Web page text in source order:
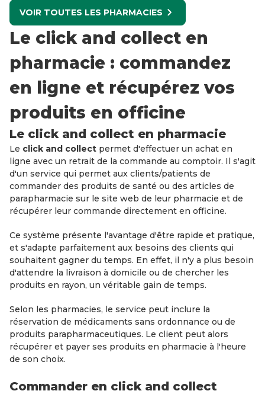
VOIR TOUTES LES PHARMACIES
Le click and collect en
pharmacie : commandez
en ligne et récupérez vos
produits en officine
Le click and collect en pharmacie
Le click and collect permet d'effectuer un achat en
ligne avec un retrait de la commande au comptoir. Il s'agit
d'un service qui permet aux clients/patients de
commander des produits de santé ou des articles de
parapharmacie sur le site web de leur pharmacie et de
récupérer leur commande directement en officine.
Ce système présente l'avantage d'être rapide et pratique,
et s'adapte parfaitement aux besoins des clients qui
souhaitent gagner du temps. En effet, il n'y a plus besoin
d'attendre la livraison à domicile ou de chercher les
produits en rayon, un véritable gain de temps.
Selon les pharmacies, le service peut inclure la
réservation de médicaments sans ordonnance ou de
produits parapharmaceutiques. Le client peut alors
récupérer et payer ses produits en pharmacie à l'heure
de son choix.
Commander en click and collect